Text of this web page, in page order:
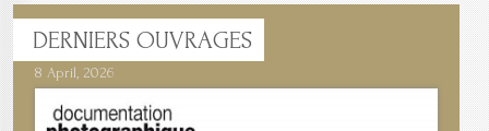
DERNIERS OUVRAGES
8 April, 2026
7 April, 2026
1 March, 2026
23 December, 2025
9 December, 2025
6 October, 2025
5 April, 2025
17 March, 2025
11 January, 2025
10 January, 2025